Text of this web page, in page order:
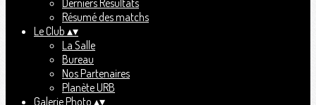
Derniers Résultats
Résumé des matchs
Le Club ▴▾
La Salle
Bureau
Nos Partenaires
Planète URB
Galerie Photo ▴▾